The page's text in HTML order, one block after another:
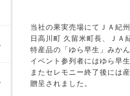
当社の果実売場にてＪＡ紀
日高川町 久留米町長、ＪＡ
特産品の「ゆら早生」みか
イベント参列者にはゆら早
またセレモニー終了後には
贈呈されました。